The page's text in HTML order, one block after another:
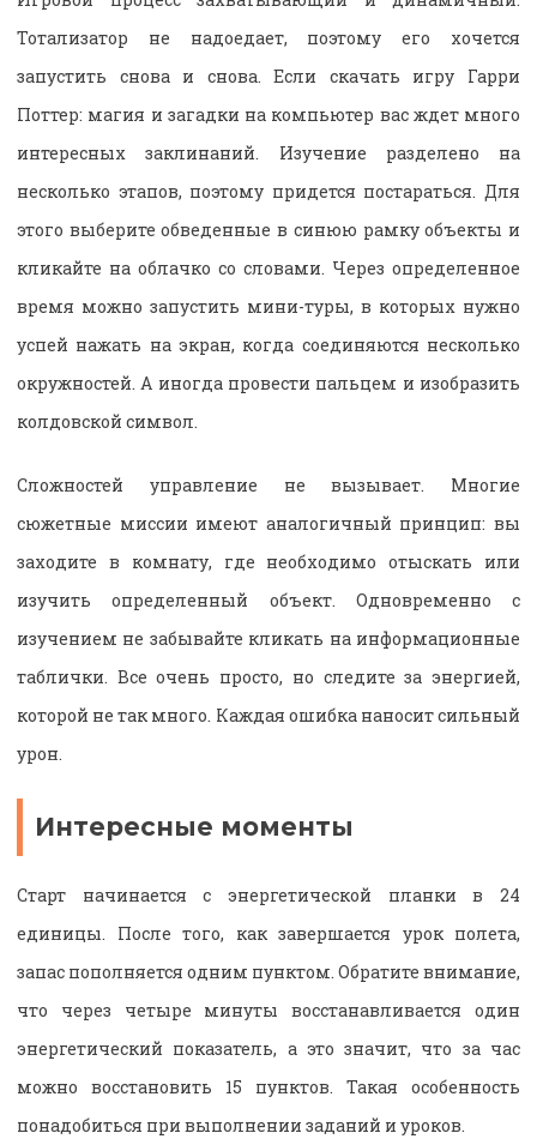
Тотализатор не надоедает, поэтому его хочется
запустить снова и снова. Если скачать игру Гарри
Поттер: магия и загадки на компьютер вас ждет много
интересных заклинаний. Изучение разделено на
несколько этапов, поэтому придется постараться. Для
этого выберите обведенные в синюю рамку объекты и
кликайте на облачко со словами. Через определенное
время можно запустить мини-туры, в которых нужно
успей нажать на экран, когда соединяются несколько
окружностей. А иногда провести пальцем и изобразить
колдовской символ.
Сложностей управление не вызывает. Многие
сюжетные миссии имеют аналогичный принцип: вы
заходите в комнату, где необходимо отыскать или
изучить определенный объект. Одновременно с
изучением не забывайте кликать на информационные
таблички. Все очень просто, но следите за энергией,
которой не так много. Каждая ошибка наносит сильный
урон.
Интересные моменты
Старт начинается с энергетической планки в 24
единицы. После того, как завершается урок полета,
запас пополняется одним пунктом. Обратите внимание,
что через четыре минуты восстанавливается один
энергетический показатель, а это значит, что за час
можно восстановить 15 пунктов. Такая особенность
понадобиться при выполнении заданий и уроков.